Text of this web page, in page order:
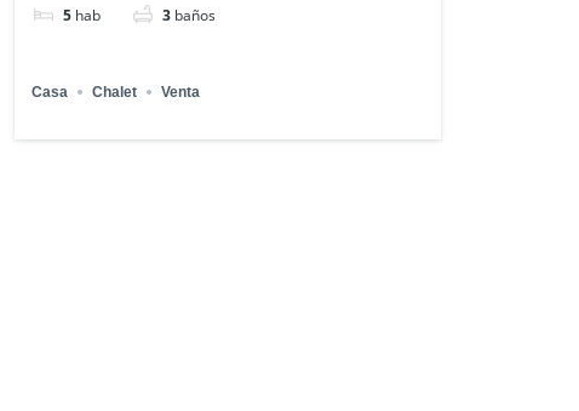
5 hab 3 baños
Casa Chalet Venta